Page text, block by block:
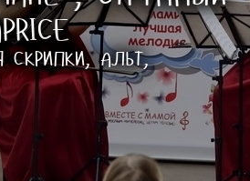
СКРИПКИ, АЛЬТ,